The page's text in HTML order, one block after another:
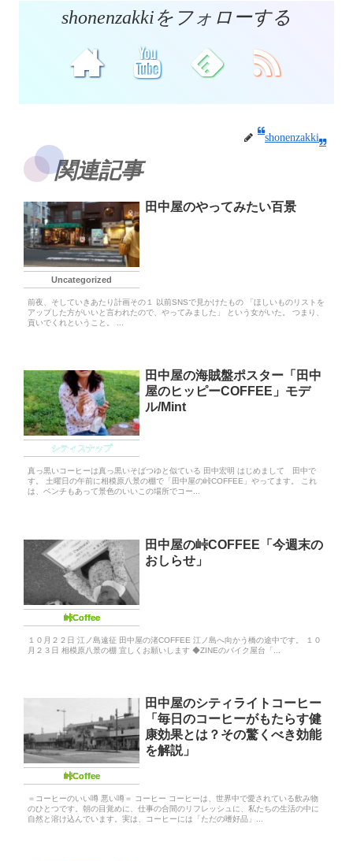
shonenzakkiをフォローする
shonenzakki
関連記事
Uncategorized
田中屋のやってみたい百景
前夜、そしていきあたり計画その１ 以前SNSで見かけたもの 「ほしいものリストを
アップした方がいいと言われたので、やってみました」 という女がいた。 つまり、
貢いでくれということ。 ...
シティスナップ
田中屋の海賊盤ポスター「田中
屋のヒッピーCOFFEE」モデ
ル/Mint
真っ黒いコーヒーは真っ黒いそばつゆと似ている 田中宏明 はじめまして 田中で
す。 土曜日の午前に相模原八景の棚で「田中屋の峠COFFEE」やってます。 これ
は、ベンチもあって景色のいいこの場所でコー...
峠Coffee
田中屋の峠COFFEE「今週末の
おしらせ」
１０月２２日 江ノ島遠征 田中屋の渚COFFEE 江ノ島へ向かう橋の途中です。 １０
月２３日 相模原八景の棚 宜しくお願いします ◆ZINEのバイク屋台「...
峠Coffee
田中屋のシティライトコーヒー
「毎日のコーヒーがもたらす健
康効果とは？その驚くべき効能
を解説」
＝コーヒーのいい噂 悪い噂＝ コーヒー コーヒーは、世界中で愛されている飲み物
のひとつです。朝の目覚めに、仕事の合間のリフレッシュに、私たちの生活の中に
自然と溶け込んでいます。実は、コーヒーには「ただの嗜好品」...